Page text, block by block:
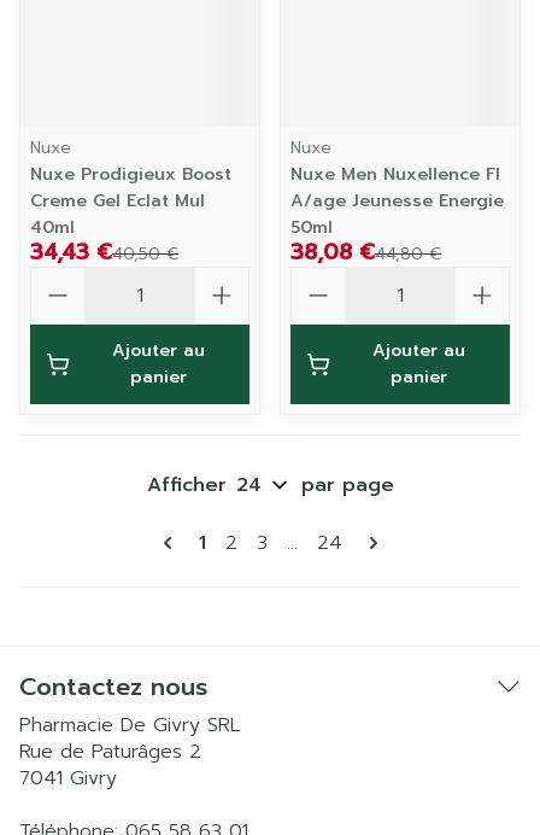
Nuxe
Nuxe Prodigieux Boost
Creme Gel Eclat Mul
40ml
40,50 €
34,43 €
Ajouter au
panier
Nuxe
Nuxe Men Nuxellence Fl
A/age Jeunesse Energie
50ml
44,80 €
38,08 €
Ajouter au
panier
Pages
Vous lisez actuellement la page
1 Page
2 Page
3 ... Page
24
Afficher par page
Contactez nous
Pharmacie De Givry SRL
Rue de Paturâges 2
7041 Givry